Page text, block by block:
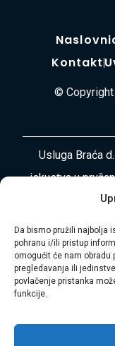
Da bismo pružili najbolja
pohranu i/ili pristup
omogućit će nam obradu
pregledavanja ili
povlačenje pristanka
funkcije.
Kontakt
© Copyright
Usluga Braća
iskustva u
otpada,
Primorsko-
vaša